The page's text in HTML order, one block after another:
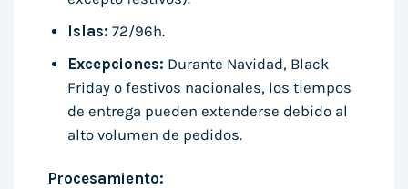
Islas: 72/96h.
Excepciones: Durante Navidad, Black
Friday o festivos nacionales, los tiempos
de entrega pueden extenderse debido al
alto volumen de pedidos.
Procesamiento: